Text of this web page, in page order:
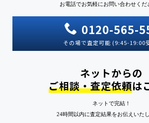
お電話でお気軽にお問い合わせくだ
0120-565-
その場で査定可能 (9:45-19:00
ネットからの
ご相談・査定依頼は
ネットで完結！
24時間以内に査定結果をお伝えいたし